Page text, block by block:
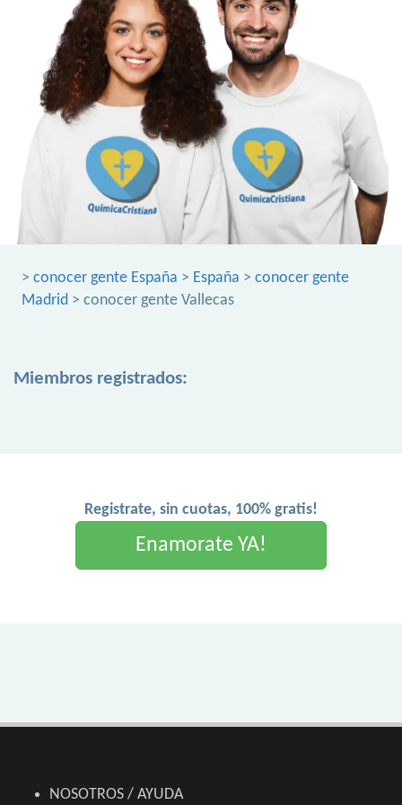
> conocer gente España > España > conocer gente
Madrid > conocer gente Vallecas
Miembros registrados:
Registrate, sin cuotas, 100% gratis!
Enamorate YA!
NOSOTROS / AYUDA